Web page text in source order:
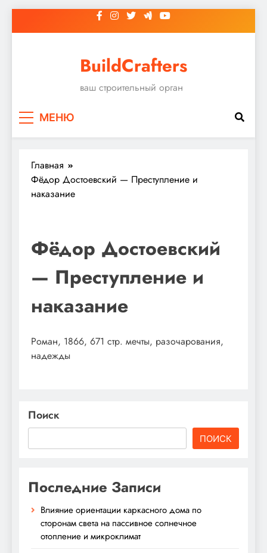
к
BuildCrafters
ваш строительный орган
МЕНЮ
Главная
Фёдор Достоевский — Преступление и
наказание
Фёдор Достоевский
— Преступление и
наказание
Роман, 1866, 671 стр. мечты, разочарования,
надежды
Поиск
ПОИСК
Последние Записи
Влияние ориентации каркасного дома по
сторонам света на пассивное солнечное
отопление и микроклимат